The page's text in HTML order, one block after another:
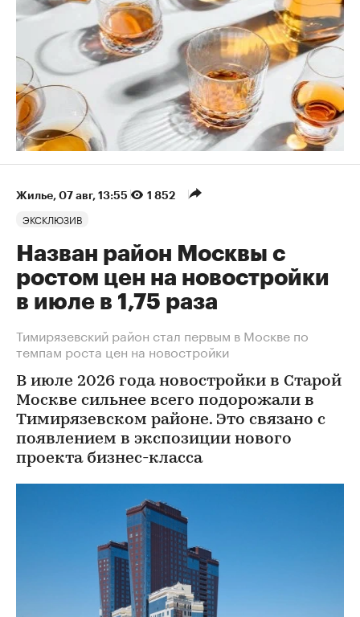
Жилье 07 авг, 13:55 1 852
ЭКСКЛЮЗИВ
Назван район Москвы с
ростом цен на новостройки
в июле в 1,75 раза
Тимирязевский район стал первым в Москве по
темпам роста цен на новостройки
В июле 2026 года новостройки в Старой
Москве сильнее всего подорожали в
Тимирязевском районе. Это связано с
появлением в экспозиции нового
проекта бизнес-класса